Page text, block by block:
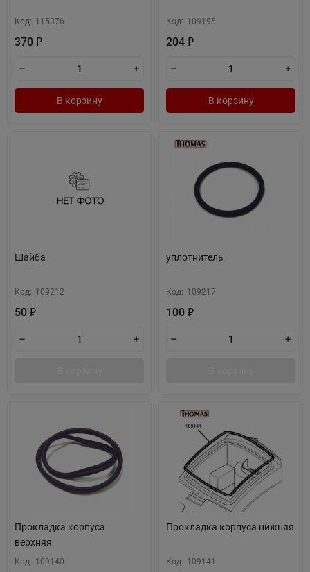
Код: 115376
370 ₽
В корзину
Код: 109195
204 ₽
В корзину
Шайба
Код: 109212
50 ₽
уплотнитель
Код: 109217
100 ₽
Прокладка корпуса
верхняя
Код: 109140
Прокладка корпуса нижняя
Код: 109141